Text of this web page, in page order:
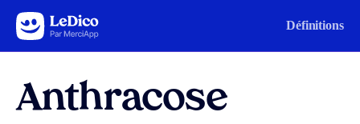
Aller au contenu Définitions
Anthracose